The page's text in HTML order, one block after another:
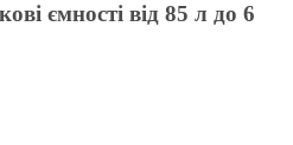
ємності від 85 л до 6